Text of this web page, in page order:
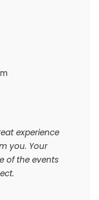
experience
you. Your
of the events